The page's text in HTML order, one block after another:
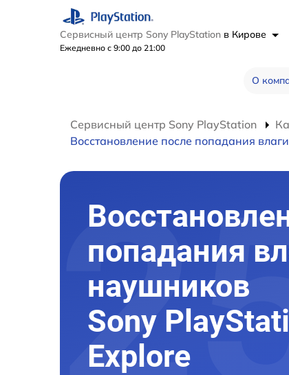
Сервисный центр Sony PlayStation в Кирове
Ежедневно с 9:00 до 21:00
О
Сервисный центр Sony PlayStation
Восстановление после попадания влаги
попадания
наушников
Sony
Explore